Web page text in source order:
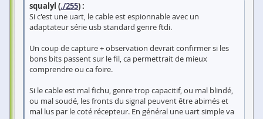
squalyl (./255) :
Si c'est une uart, le cable est espionnable avec un
adaptateur série usb standard genre ftdi.
Un coup de capture + observation devrait confirmer si les
bons bits passent sur le fil, ca permettrait de mieux
comprendre ou ca foire.
Si le cable est mal fichu, genre trop capacitif, ou mal blindé,
ou mal soudé, les fronts du signal peuvent être abimés et
mal lus par le coté récepteur. En général une uart simple va